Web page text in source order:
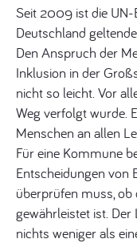
Seit 2009 ist die
Deutschland
Den Anspruch der
Inklusion in der
nicht so leicht. Vor
Weg verfolgt wurde.
Menschen an allen
Für eine Kommune
Entscheidungen von
überprüfen muss, ob
gewährleistet ist.
nichts weniger als